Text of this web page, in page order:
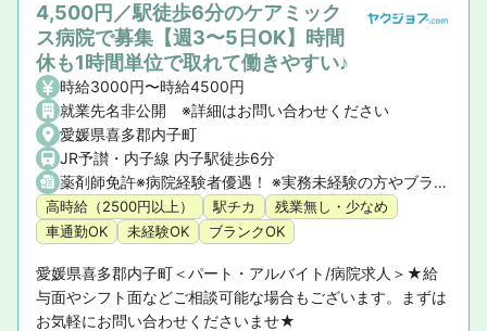
4,500円／駅徒歩6分のケアミック
ス病院で募集【週3〜5日OK】時間
休も1時間単位で取れて働きやすい♪
時給3000円〜時給4500円
就業先名非公開 ※詳細はお問い合わせください
愛媛県喜多郡内子町
JR予讃・内子線 内子駅徒歩6分
薬剤師免許※病院経験者優遇！ ※実務未経験の方やブランクのある方もご相談ください。
高時給（2500円以上） 駅チカ
残業無し・少なめ
車通勤OK
未経験OK ブランクOK
愛媛県喜多郡内子町＜パート・アルバイト/病院求人＞★給
与面やシフト面などご相談可能な場合もございます。まずは
お気軽にお問い合わせくださいませ★